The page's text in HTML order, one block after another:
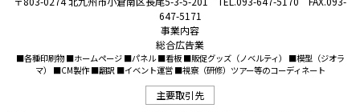
647-5171
事業内容
総合広告業
■各種印刷物 ■ホームページ ■パネル ■看板 ■販促グッズ（ノベルティ） ■模型（ジオラ
マ） ■CM製作 ■翻訳 ■イベント運営 ■視察（研修）ツアー等のコーディネート
主要取引先